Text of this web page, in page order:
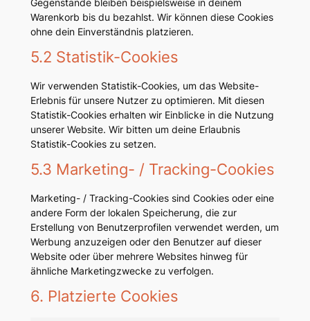
Gegenstände bleiben beispielsweise in deinem
Warenkorb bis du bezahlst. Wir können diese Cookies
ohne dein Einverständnis platzieren.
5.2 Statistik-Cookies
Wir verwenden Statistik-Cookies, um das Website-
Erlebnis für unsere Nutzer zu optimieren. Mit diesen
Statistik-Cookies erhalten wir Einblicke in die Nutzung
unserer Website. Wir bitten um deine Erlaubnis
Statistik-Cookies zu setzen.
5.3 Marketing- / Tracking-Cookies
Marketing- / Tracking-Cookies sind Cookies oder eine
andere Form der lokalen Speicherung, die zur
Erstellung von Benutzerprofilen verwendet werden, um
Werbung anzuzeigen oder den Benutzer auf dieser
Website oder über mehrere Websites hinweg für
ähnliche Marketingzwecke zu verfolgen.
6. Platzierte Cookies